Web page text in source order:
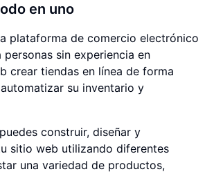
en uno
plataforma de comercio electrónico
sin experiencia en
crear tiendas en línea de forma
su inventario y
construir, diseñar y
sitio web utilizando diferentes
una variedad de productos,